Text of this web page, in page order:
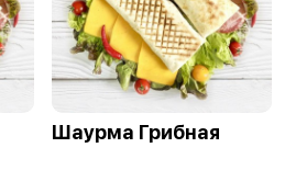
Шаурма Грибная